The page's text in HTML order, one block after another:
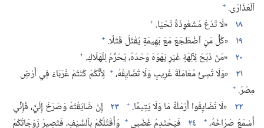
ٱلْعَذَارَى.‏ +
١٨ ‏«لَا تَدَعْ مُشَعْوِذَةً تَحْيَا.‏ +
١٩ ‏«كُلُّ مَنِ ٱضْطَجَعَ مَعَ بَهِيمَةٍ يُقْتَلُ قَتْلًا.‏ +
٢٠ ‏«مَنْ ذَبَحَ لِآلِهَةٍ غَيْرِ يَهْوَهَ وَحْدَهُ،‏ يُحَرَّمُ لِلْهَلَاكِ.‏ +
٢١ ‏«وَلَا تُسِئْ مُعَامَلَةَ غَرِيبٍ وَلَا تُضَايِقْهُ،‏ + لِأَنَّكُمْ كُنْتُمْ غُرَبَاءَ فِي أَرْضِ
مِصْرَ.‏ +
٢٢ ‏«لَا تُضَايِقُوا أَرْمَلَةً مَا وَلَا يَتِيمًا.‏ + ٢٣ إِنْ ضَايَقْتَهُ وَصَرَخَ إِلَيَّ،‏ فَإِنِّي
أَسْمَعُ صُرَاخَهُ،‏ + ٢٤ فَيَحْتَدِمُ غَضَبِي + وَأَقْتُلُكُمْ بِٱلسَّيْفِ،‏ فَتَصِيرُ زَوْجَاتُكُمْ